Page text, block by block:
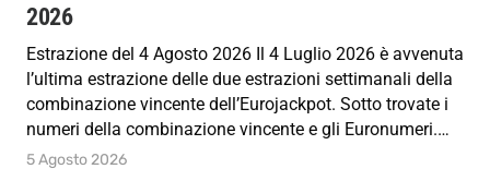
2026
Estrazione del 4 Agosto 2026 Il 4 Luglio 2026 è avvenuta
l’ultima estrazione delle due estrazioni settimanali della
combinazione vincente dell’Eurojackpot. Sotto trovate i
numeri della combinazione vincente e gli Euronumeri.…
5 Agosto 2026